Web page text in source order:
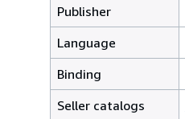
Publisher
Language
Binding
Seller catalogs